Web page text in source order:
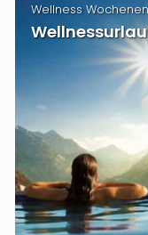
Wellness